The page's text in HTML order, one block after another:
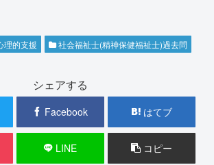
理的支援 社会福祉士(精神保健福祉士)過去問
シェアする
Facebook はてブ
LINE コピー